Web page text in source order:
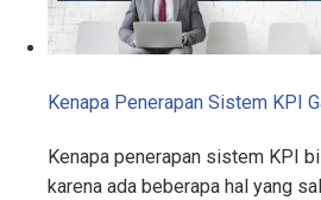
Kenapa Penerapan Sistem KPI
Kenapa penerapan sistem KPI
karena ada beberapa hal yang